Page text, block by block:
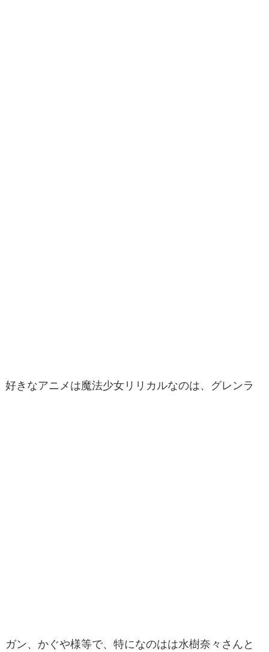
好きなアニメは魔法少女リリカルなのは、グレンラ
ガン、かぐや様等で、特になのはは水樹奈々さんと